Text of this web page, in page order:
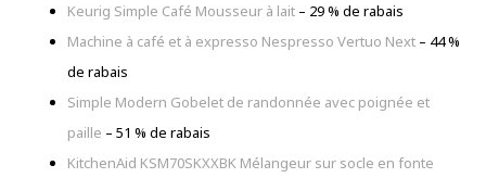
Keurig Simple Café Mousseur à lait – 29 % de rabais
Machine à café et à expresso Nespresso Vertuo Next – 44 %
de rabais
Simple Modern Gobelet de randonnée avec poignée et
paille – 51 % de rabais
KitchenAid KSM70SKXXBK Mélangeur sur socle en fonte